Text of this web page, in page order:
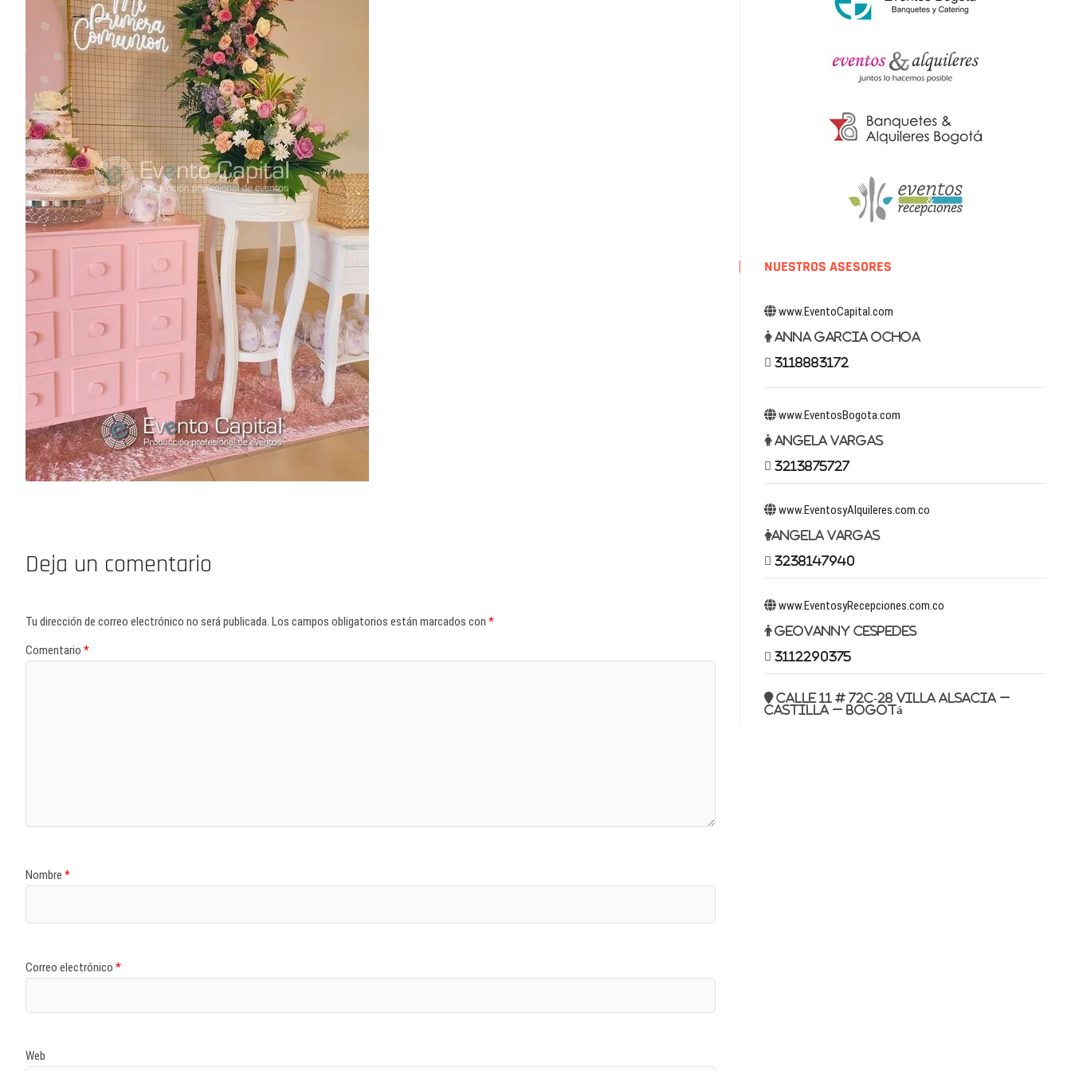
Deja un comentario
Tu dirección de correo electrónico no será publicada. Los campos obligatorios están marcados con *
Comentario *
Nombre *
Correo electrónico *
Web
NUESTROS ASESORES
www.EventoCapital.com
Anna Garcia Ochoa
3118883172
www.EventosBogota.com
Angela Vargas
3213875727
www.EventosyAlquileres.com.co
Angela Vargas
3238147940
www.EventosyRecepciones.com.co
Geovanny Cespedes
3112290375
Calle 11 # 72c-28 Villa Alsacia –
Castilla – Bogotá